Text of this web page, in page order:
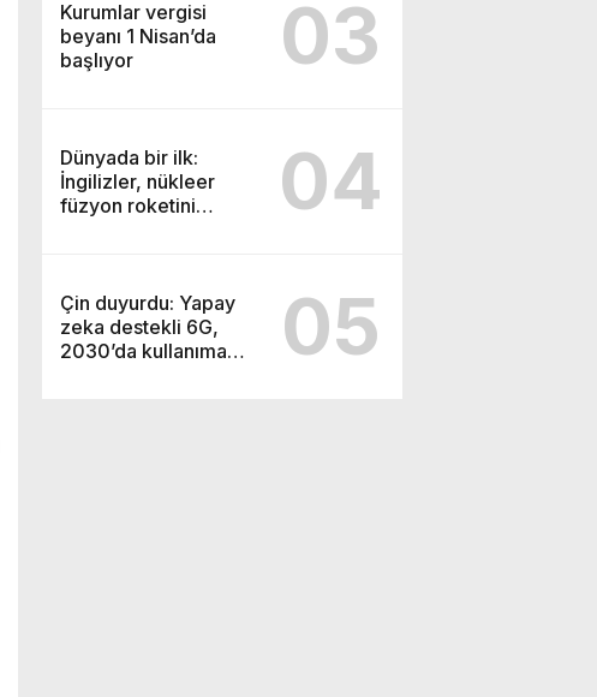
Kurumlar vergisi
beyanı 1 Nisan’da
başlıyor
03
Dünyada bir ilk:
İngilizler, nükleer
füzyon roketini
04
Çin duyurdu: Yapay
zeka destekli 6G,
2030’da kullanıma
05